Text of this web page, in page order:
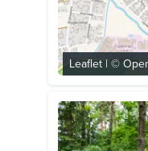
Leaflet | ©